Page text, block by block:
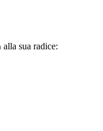
alla sua radice: